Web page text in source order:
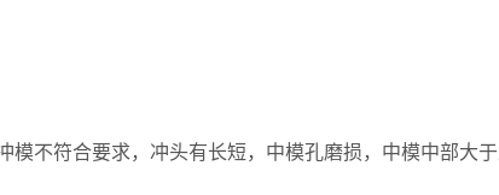
符合要求，冲头有长短，中模孔磨损，中模中部大